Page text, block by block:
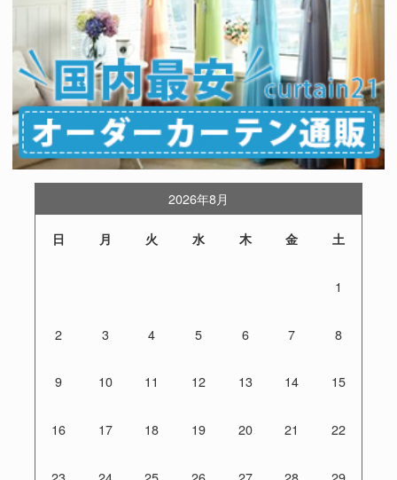
2026年8月
日 月 火 水 木 金 土
1
2 3 4 5 6 7 8
9 10 11 12 13 14 15
16 17 18 19 20 21 22